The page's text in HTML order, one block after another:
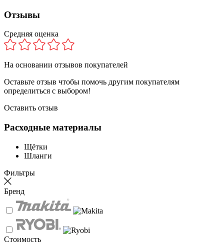
Отзывы
Средняя оценка
На основании отзывов покупателей
Оставьте отзыв чтобы помочь другим покупателям
определиться с выбором!
Оставить отзыв
Расходные материалы
Щётки
Шланги
Фильтры
Бренд
Стоимость